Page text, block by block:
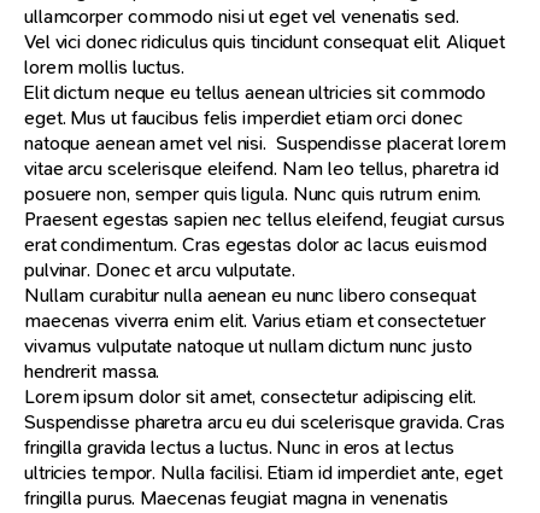
ullamcorper commodo nisi ut eget vel venenatis sed.
Vel vici donec ridiculus quis tincidunt consequat elit. Aliquet
lorem mollis luctus.
Elit dictum neque eu tellus aenean ultricies sit commodo
eget. Mus ut faucibus felis imperdiet etiam orci donec
natoque aenean amet vel nisi. Suspendisse placerat lorem
vitae arcu scelerisque eleifend. Nam leo tellus, pharetra id
posuere non, semper quis ligula. Nunc quis rutrum enim.
Praesent egestas sapien nec tellus eleifend, feugiat cursus
erat condimentum. Cras egestas dolor ac lacus euismod
pulvinar. Donec et arcu vulputate.
Nullam curabitur nulla aenean eu nunc libero consequat
maecenas viverra enim elit. Varius etiam et consectetuer
vivamus vulputate natoque ut nullam dictum nunc justo
hendrerit massa.
Lorem ipsum dolor sit amet, consectetur adipiscing elit.
Suspendisse pharetra arcu eu dui scelerisque gravida. Cras
fringilla gravida lectus a luctus. Nunc in eros at lectus
ultricies tempor. Nulla facilisi. Etiam id imperdiet ante, eget
fringilla purus. Maecenas feugiat magna in venenatis